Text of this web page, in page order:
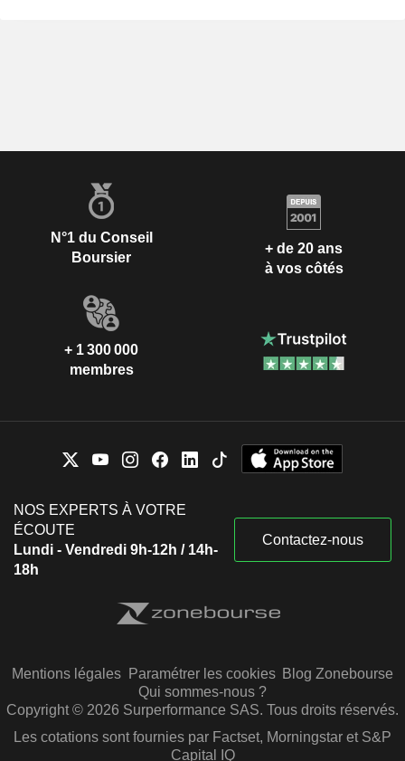
N°1 du Conseil
Boursier
+ de 20 ans
à vos côtés
+ 1 300 000
membres
NOS EXPERTS À VOTRE
ÉCOUTE
Lundi - Vendredi 9h-12h / 14h-
18h
Contactez-nous
Mentions légales Paramétrer les cookies Blog Zonebourse
Qui sommes-nous ?
Copyright © 2026 Surperformance SAS. Tous droits réservés.
Les cotations sont fournies par Factset, Morningstar et S&P
Capital IQ